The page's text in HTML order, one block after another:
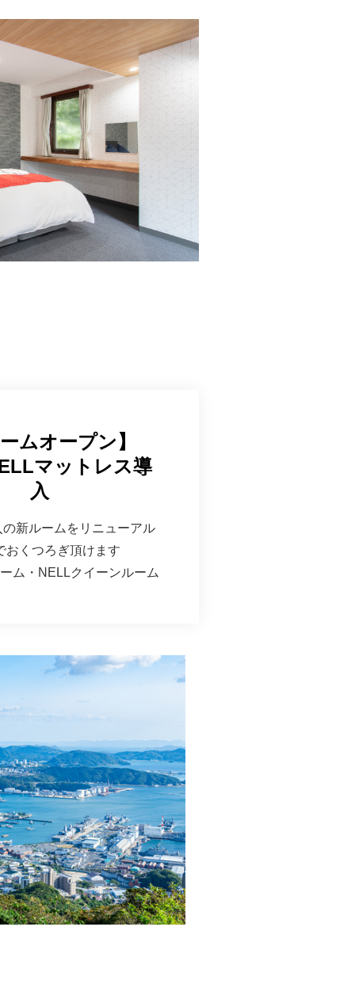
ムオープン】
マットレス導
入
新ルームをリニューアル
おくつろぎ頂けます
ム・NELLクイーンルーム